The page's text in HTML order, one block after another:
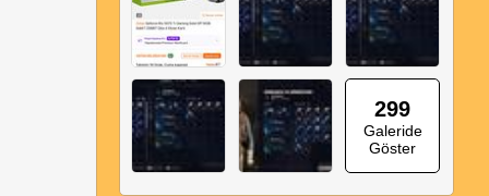
299
Galeride
Göster